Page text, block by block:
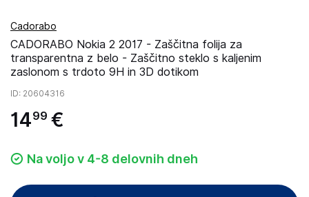
Cadorabo
CADORABO Nokia 2 2017 - Zaščitna folija za
transparentna z belo - Zaščitno steklo s kaljenim
zaslonom s trdoto 9H in 3D dotikom
ID: 20604316
1499 €
Na voljo v 4-8 delovnih dneh